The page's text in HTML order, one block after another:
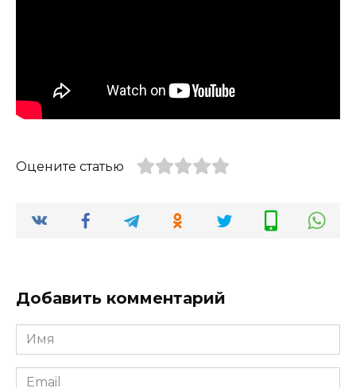
Оцените статью
Добавить комментарий
Имя
*
Email